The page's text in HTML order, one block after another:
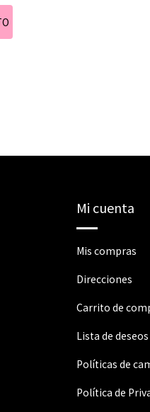
Mi cuenta
Mis compras
Direcciones
Carrito de
Lista de deseos
Políticas de
Política de